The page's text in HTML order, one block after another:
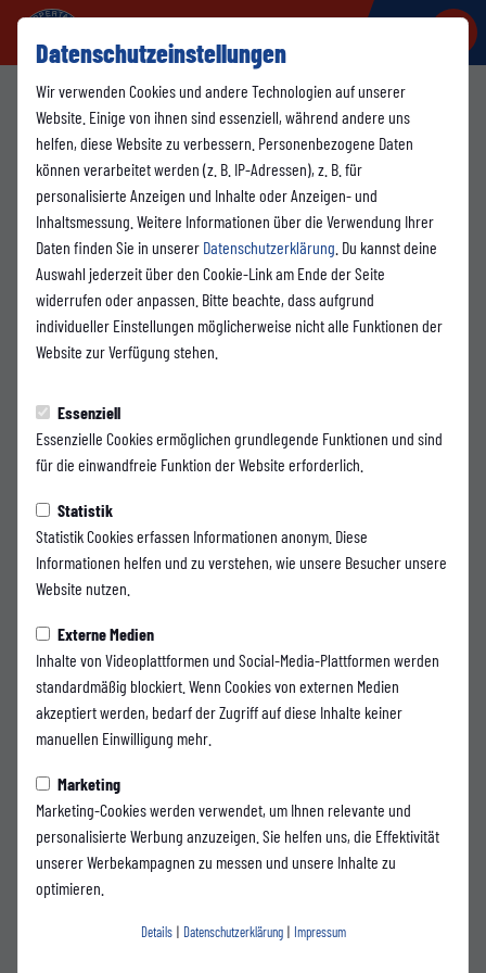
Datenschutzeinstellungen
Wir verwenden Cookies und andere Technologien auf unserer
Website. Einige von ihnen sind essenziell, während andere uns
helfen, diese Website zu verbessern. Personenbezogene Daten
können verarbeitet werden (z. B. IP-Adressen), z. B. für
personalisierte Anzeigen und Inhalte oder Anzeigen- und
Inhaltsmessung. Weitere Informationen über die Verwendung Ihrer
Daten finden Sie in unserer Datenschutzerklärung . Du kannst deine
Auswahl jederzeit über den Cookie-Link am Ende der Seite
widerrufen oder anpassen. Bitte beachte, dass aufgrund
individueller Einstellungen möglicherweise nicht alle Funktionen der
Website zur Verfügung stehen.
Essenziell
Essenzielle Cookies ermöglichen grundlegende Funktionen und sind
für die einwandfreie Funktion der Website erforderlich.
Statistik
Statistik Cookies erfassen Informationen anonym. Diese
Informationen helfen und zu verstehen, wie unsere Besucher unsere
Website nutzen.
Externe Medien
Inhalte von Videoplattformen und Social-Media-Plattformen werden
standardmäßig blockiert. Wenn Cookies von externen Medien
akzeptiert werden, bedarf der Zugriff auf diese Inhalte keiner
manuellen Einwilligung mehr.
Marketing
Marketing-Cookies werden verwendet, um Ihnen relevante und
personalisierte Werbung anzuzeigen. Sie helfen uns, die Effektivität
unserer Werbekampagnen zu messen und unsere Inhalte zu
optimieren.
Details | Datenschutzerklärung | Impressum
SPONSORING
Dienstag, 28.05.2024 17:20 Uhr
Gebr. Schmidt
Federnspezialfabrik GmbH
wird neuer Partner
Wir freuen uns, dass die Gebr. Schmidt Federnspezialfabrik
Wuppertaler SV wird. Als Wuppertaler Unternehmen werden sie
unsere neue strategische Ausrichtung unterstützen und
gemeinsam mit uns in die Zukunft des WSV gehen. Seit mehr
als 140 Jahren steht die Gebr. Schmidt Federnspezialfabrik
GmbH für besondere Qualität bei der Entwicklung und
Produktion von Bandfedern wie Spiralflachfedern, Rollfedern,
Teleskopfedern und Hülsenfedern. Die technischen Federn
dienen immer als Energiespeicher oder als Dämpfungselement.
Wir verfolgen den Wuppertaler Sportverein schon lange,
gemeinsam und freuen uns auf die Zukunft mit dem
WSV.
Andreas O. Schmidt - Geschäftsführer Gebr. Schmidt
Marvin Klotzkowsky, Vorstand Wuppertaler SV ergänzt: „Wir freuen uns
sehr, mit der Gebr. Schmidt Federnspezialfabrik GmbH einen weiteren